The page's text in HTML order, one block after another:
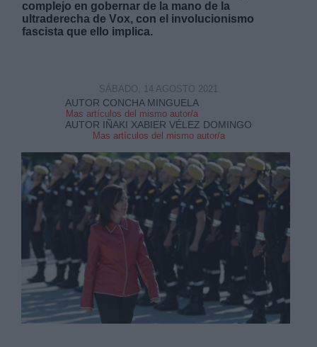
complejo en gobernar de la mano de la
ultraderecha de Vox, con el involucionismo
fascista que ello implica.
AUTOR CONCHA MINGUELA
Mas artículos del mismo autor/a
AUTOR IÑAKI XABIER VÉLEZ DOMINGO
Mas artículos del mismo autor/a
SÁBADO, 14 AGOSTO 2021